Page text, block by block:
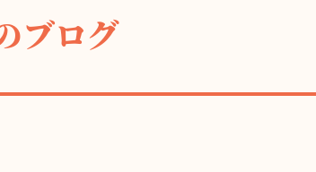
ブログ